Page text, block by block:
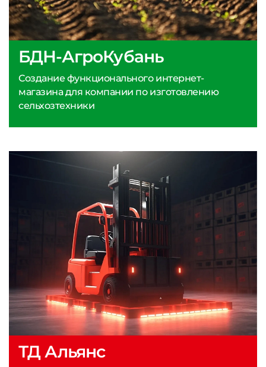
БДН-АгроКубань
Создание функционального интернет-
магазина для компании по изготовлению
сельхозтехники
ТД Альянс